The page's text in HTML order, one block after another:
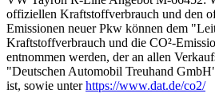
offiziellen Kraftstoffverbrauch und den
Emissionen neuer Pkw können dem
Kraftstoffverbrauch und die CO²-
entnommen werden, der an allen
"Deutschen Automobil Treuhand
ist, sowie unterhttps://www.dat.de/co2/